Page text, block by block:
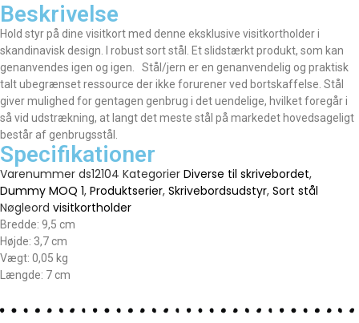
Beskrivelse
Hold styr på dine visitkort med denne eksklusive visitkortholder i
skandinavisk design. I robust sort stål. Et slidstærkt produkt, som kan
genanvendes igen og igen. Stål/jern er en genanvendelig og praktisk
talt ubegrænset ressource der ikke forurener ved bortskaffelse. Stål
giver mulighed for gentagen genbrug i det uendelige, hvilket foregår i
så vid udstrækning, at langt det meste stål på markedet hovedsageligt
består af genbrugsstål.
Specifikationer
Varenummer ds12104 Kategorier Diverse til skrivebordet,
Dummy MOQ 1, Produktserier, Skrivebordsudstyr, Sort stål
Nøgleord visitkortholder
Bredde: 9,5 cm
Højde: 3,7 cm
Vægt: 0,05 kg
Længde: 7 cm